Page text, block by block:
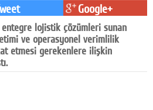
Google+
entegre lojistik çözümleri sunan
ve operasyonel verimlilik
etmesi gerekenlere ilişkin